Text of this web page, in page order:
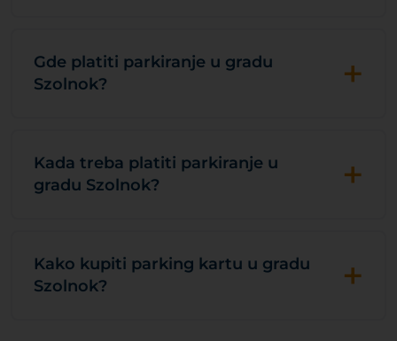
Gde platiti parkiranje u gradu
Szolnok?
+
Kada treba platiti parkiranje u
gradu Szolnok?
+
Kako kupiti parking kartu u gradu
Szolnok?
+